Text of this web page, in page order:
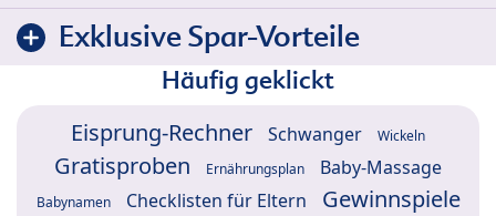
Exklusive Spar-Vorteile
Häufig geklickt
Eisprung-Rechner Schwanger Wickeln
Gratisproben Ernährungsplan Baby-Massage
Babynamen Checklisten für Eltern
Gewinnspiele